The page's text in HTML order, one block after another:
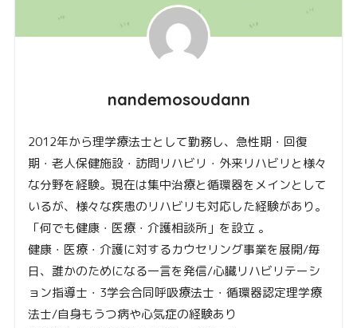
nandemosoudann
2012年から理学療法士として勤務し、急性期・回復
期・老人保健施設・訪問リハビリ・外来リハビリと様々
な分野を経験。現在は集中治療と循環器をメインとして
いるが、様々な疾患のリハビリも対応した経験があり。
「何でも健康・医療・介護相談所」を設立 。
健康・医療・介護に対するカウセリング事業を展開/毎
日、誰かのためになる一言を発信/心臓リハビリテーシ
ョン指導士・3学会合同呼吸療法士・循環器認定理学療
法士/自身もうつ病や心気症の経験あり